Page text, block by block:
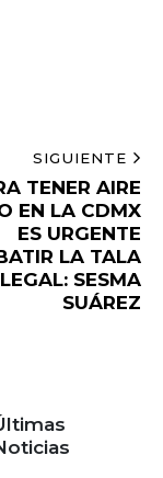
SIGUIENTE
TENER AIRE
EN LA CDMX
ES URGENTE
LA TALA
SESMA
SUÁREZ